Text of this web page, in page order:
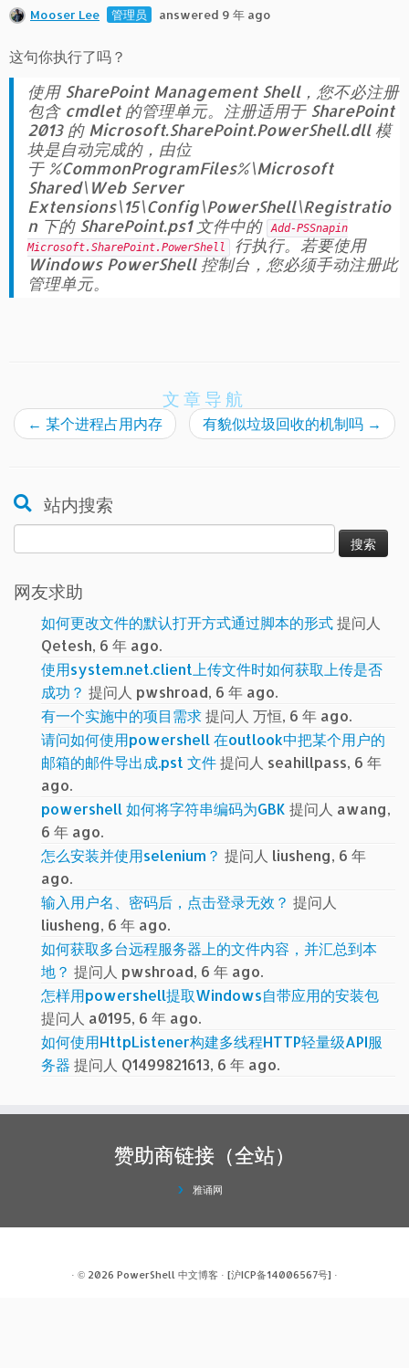
Mooser Lee 管理员 answered 9 年 ago
这句你执行了吗？
使用 SharePoint Management Shell，您不必注册
包含 cmdlet 的管理单元。注册适用于 SharePoint
2013 的 Microsoft.SharePoint.PowerShell.dll 模
块是自动完成的，由位
于 %CommonProgramFiles%\Microsoft
Shared\Web Server
Extensions\15\Config\PowerShell\Registratio
n 下的 SharePoint.ps1 文件中的
Add-PSSnapin
Microsoft.SharePoint.PowerShell
行执行。若要使用
Windows PowerShell 控制台，您必须手动注册此
管理单元。
文章导航
← 某个进程占用内存 有貌似垃圾回收的机制吗 →
站内搜索
索：
网友求助
如何更改文件的默认打开方式通过脚本的形式提问人
Qetesh, 6 年 ago.
使用system.net.client上传文件时如何获取上传是否
成功？ 提问人 pwshroad, 6 年 ago.
有一个实施中的项目需求提问人 万恒, 6 年 ago.
请问如何使用powershell 在outlook中把某个用户的
邮箱的邮件导出成.pst 文件提问人 seahillpass, 6 年
ago.
powershell 如何将字符串编码为GBK 提问人 awang,
6 年 ago.
怎么安装并使用selenium？ 提问人 liusheng, 6 年
ago.
输入用户名、密码后，点击登录无效？ 提问人
liusheng, 6 年 ago.
如何获取多台远程服务器上的文件内容，并汇总到本
地？ 提问人 pwshroad, 6 年 ago.
怎样用powershell提取Windows自带应用的安装包
提问人 a0195, 6 年 ago.
如何使用HttpListener构建多线程HTTP轻量级API服
务器 提问人 Q1499821613, 6 年 ago.
赞助商链接（全站）
雅诵网
· © 2026 PowerShell 中文博客 · [沪ICP备14006567号] ·